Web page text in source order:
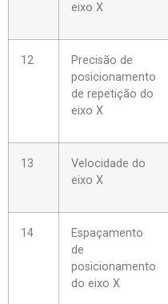
eixo X
12
Precisão de
posicionamento
de repetição do
eixo X
13
Velocidade do
eixo X
14
Espaçamento
de
posicionamento
do eixo X